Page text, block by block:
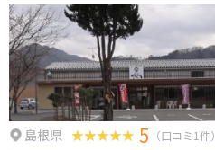
島根県 5 （口コミ1件）